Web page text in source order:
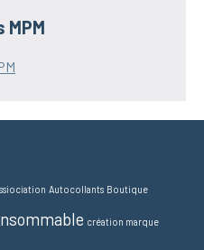
Autocollants Boutique
création marque